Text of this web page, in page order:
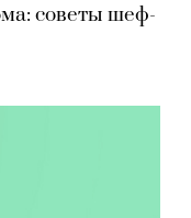
советы шеф-